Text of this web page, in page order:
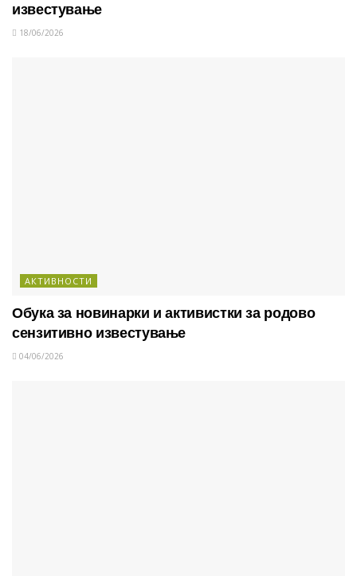
известување
18/06/2026
АКТИВНОСТИ
Обука за новинарки и активистки за родово
сензитивно известување
04/06/2026